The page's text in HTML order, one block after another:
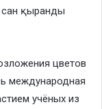
сан қыранды
цветов
международная
учёных из